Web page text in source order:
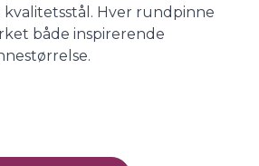
Hver rundpinne
både inspirerende